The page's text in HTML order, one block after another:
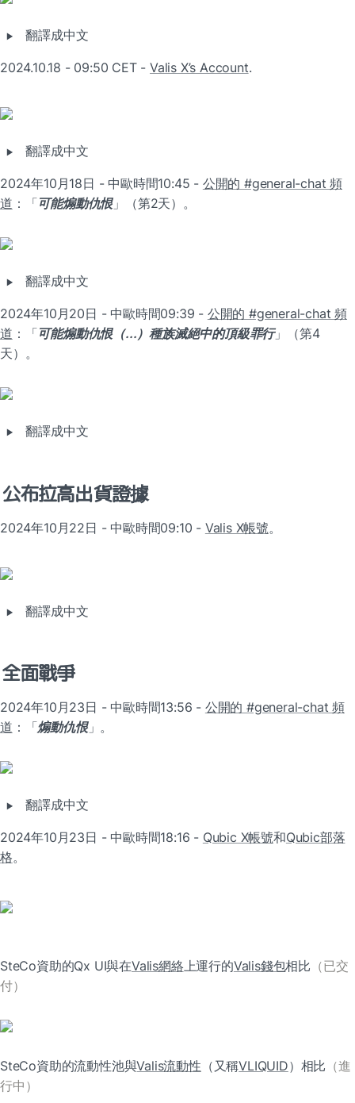
‣ 翻譯成中文
2024.10.18 - 09:50 CET - Valis X’s Account.
‣ 翻譯成中文
2024年10月18日 - 中歐時間10:45 - 公開的 #general-chat 頻
道 ：「可能煽動仇恨」（第2天）。
‣ 翻譯成中文
2024年10月20日 - 中歐時間09:39 - 公開的 #general-chat 頻
道 ：「可能煽動仇恨（...）種族滅絕中的頂級罪行」（第4
天）。
‣ 翻譯成中文
公布拉高出貨證據
2024年10月22日 - 中歐時間09:10 - Valis X帳號。
‣ 翻譯成中文
全面戰爭
2024年10月23日 - 中歐時間13:56 - 公開的 #general-chat 頻
道 ：「煽動仇恨」。
‣ 翻譯成中文
2024年10月23日 - 中歐時間18:16 - Qubic X帳號和Qubic部落
格。
SteCo資助的Qx UI與在Valis網絡上運行的Valis錢包相比 （已交
付）
SteCo資助的流動性池與Valis流動性 （又稱VLIQUID）相比 （進
行中）